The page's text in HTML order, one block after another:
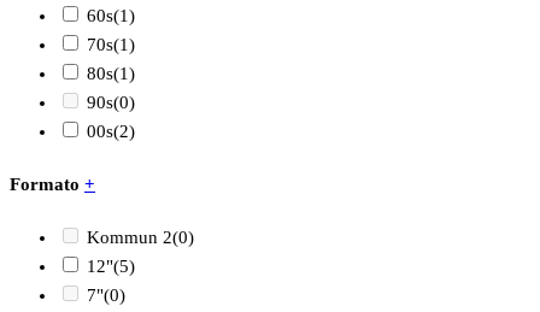
60s(1)
70s(1)
80s(1)
90s(0)
00s(2)
Formato +
Kommun 2(0)
12"(5)
7"(0)